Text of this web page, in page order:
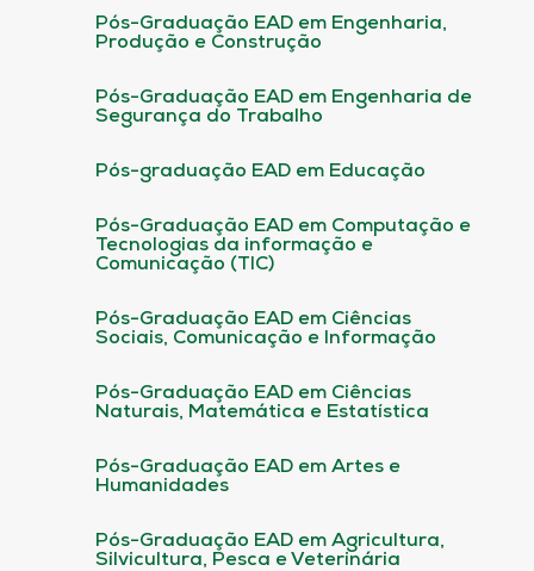
Pós-Graduação EAD em Engenharia,
Produção e Construção
Pós-Graduação EAD em Engenharia de
Segurança do Trabalho
Pós-graduação EAD em Educação
Pós-Graduação EAD em Computação e
Tecnologias da informação e
Comunicação (TIC)
Pós-Graduação EAD em Ciências
Sociais, Comunicação e Informação
Pós-Graduação EAD em Ciências
Naturais, Matemática e Estatística
Pós-Graduação EAD em Artes e
Humanidades
Pós-Graduação EAD em Agricultura,
Silvicultura, Pesca e Veterinária